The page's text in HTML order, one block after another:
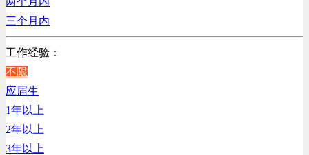
通信/移动互联网/手机类
技工/维修类
房地产开发/物业管理类
生产/加工/认证类
综合技术类
汽车/交通类
财务/审计/税务类
三个月内
工作经验：
不限
应届生
1年以上
2年以上
3年以上